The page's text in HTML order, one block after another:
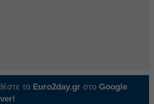
το Euro2day.gr στο Google